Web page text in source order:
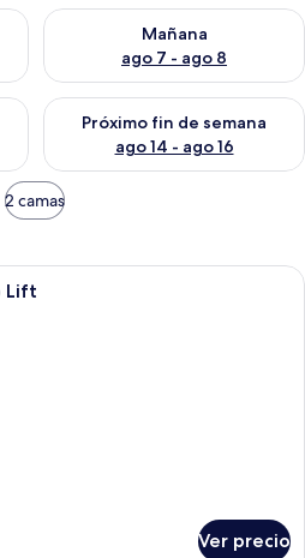
hoy ago 6 - ago 7
Mañana
ago 7 - ago 8
Consulta la disponibilidad
este fin de semana ago 7 -
Próximo fin de semana
ago 14 - ago 16
Consulta la disponibilidad
2 camas
Lift
Ver precio